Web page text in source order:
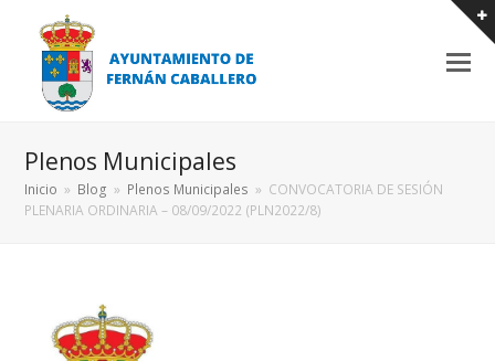
Plenos Municipales
Inicio » Blog » Plenos Municipales » CONVOCATORIA DE SESIÓN
PLENARIA ORDINARIA – 08/09/2022 (PLN2022/8)